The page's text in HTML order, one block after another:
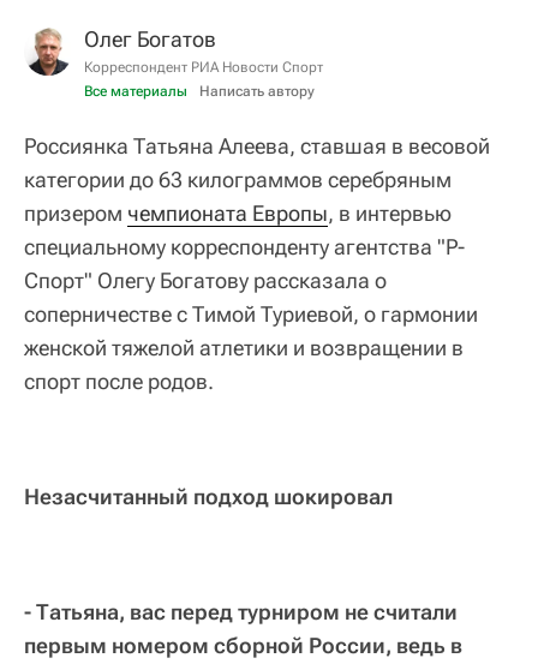
Олег Богатов
Корреспондент РИА Новости Спорт
Все материалы
Написать автору
Россиянка Татьяна Алеева, ставшая в весовой
категории до 63 килограммов серебряным
призером чемпионата Европы, в интервью
специальному корреспонденту агентства "Р-
Спорт" Олегу Богатову рассказала о
соперничестве с Тимой Туриевой, о гармонии
женской тяжелой атлетики и возвращении в
спорт после родов.
Незасчитанный подход шокировал
- Татьяна, вас перед турниром не считали
первым номером сборной России, ведь в